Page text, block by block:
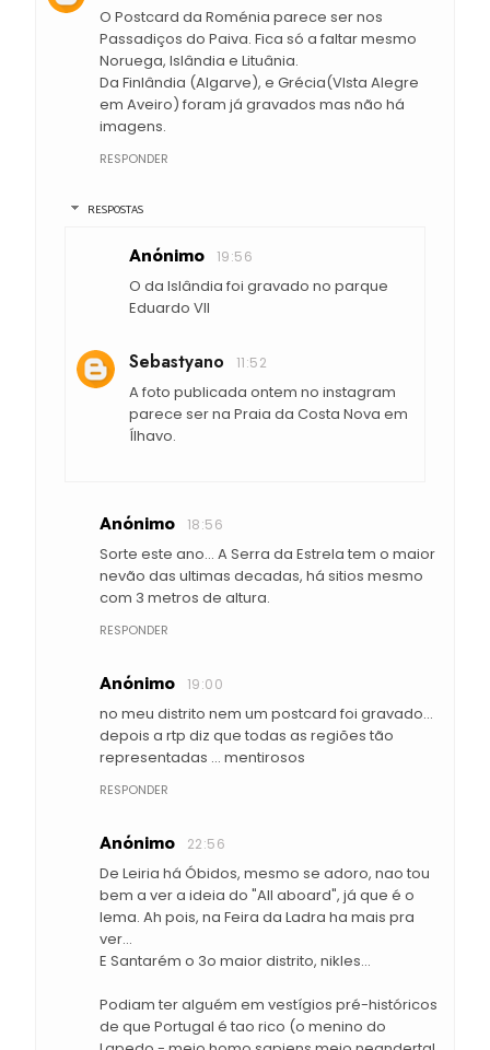
O Postcard da Roménia parece ser nos
Passadiços do Paiva. Fica só a faltar mesmo
Noruega, Islândia e Lituânia.
Da Finlândia (Algarve), e Grécia(VIsta Alegre
em Aveiro) foram já gravados mas não há
imagens.
RESPONDER
RESPOSTAS
Anónimo 19:56
O da Islândia foi gravado no parque
Eduardo VII
Sebastyano 11:52
A foto publicada ontem no instagram
parece ser na Praia da Costa Nova em
Ílhavo.
Anónimo 18:56
Sorte este ano... A Serra da Estrela tem o maior
nevão das ultimas decadas, há sitios mesmo
com 3 metros de altura.
RESPONDER
Anónimo 19:00
no meu distrito nem um postcard foi gravado...
depois a rtp diz que todas as regiões tão
representadas ... mentirosos
RESPONDER
Anónimo 22:56
De Leiria há Óbidos, mesmo se adoro, nao tou
bem a ver a ideia do "All aboard", já que é o
lema. Ah pois, na Feira da Ladra ha mais pra
ver...
E Santarém o 3o maior distrito, nikles...
Podiam ter alguém em vestígios pré-históricos
de que Portugal é tao rico (o menino do